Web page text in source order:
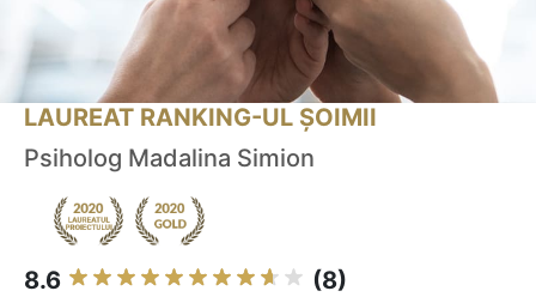
LAUREAT RANKING-UL ȘOIMII
Psiholog Madalina Simion
8.6 (8)